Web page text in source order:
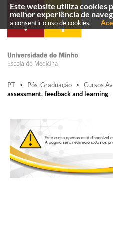
PT > Pós-Graduação > Cursos
assessment, feedback and learning
Este website utiliza cookies
melhor experiência de
a consentir o uso de cookies.